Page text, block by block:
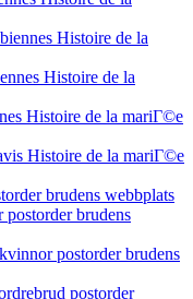
Histoire de la
Histoire de la
Histoire de la mariГ©e
Histoire de la mariГ©e
brudens webbplats
brudens
postorder brudens
postorder